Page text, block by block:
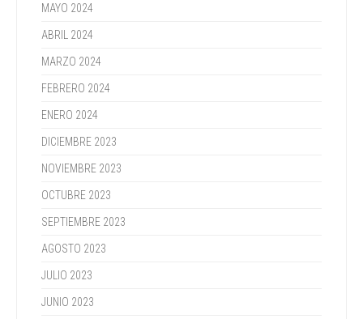
MAYO 2024
ABRIL 2024
MARZO 2024
FEBRERO 2024
ENERO 2024
DICIEMBRE 2023
NOVIEMBRE 2023
OCTUBRE 2023
SEPTIEMBRE 2023
AGOSTO 2023
JULIO 2023
JUNIO 2023